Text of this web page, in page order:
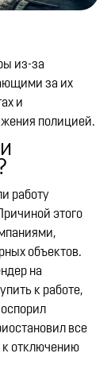
из-за
за их
и
полицией.
работу
этого
объектов.
на
к работе,
все
к отключению